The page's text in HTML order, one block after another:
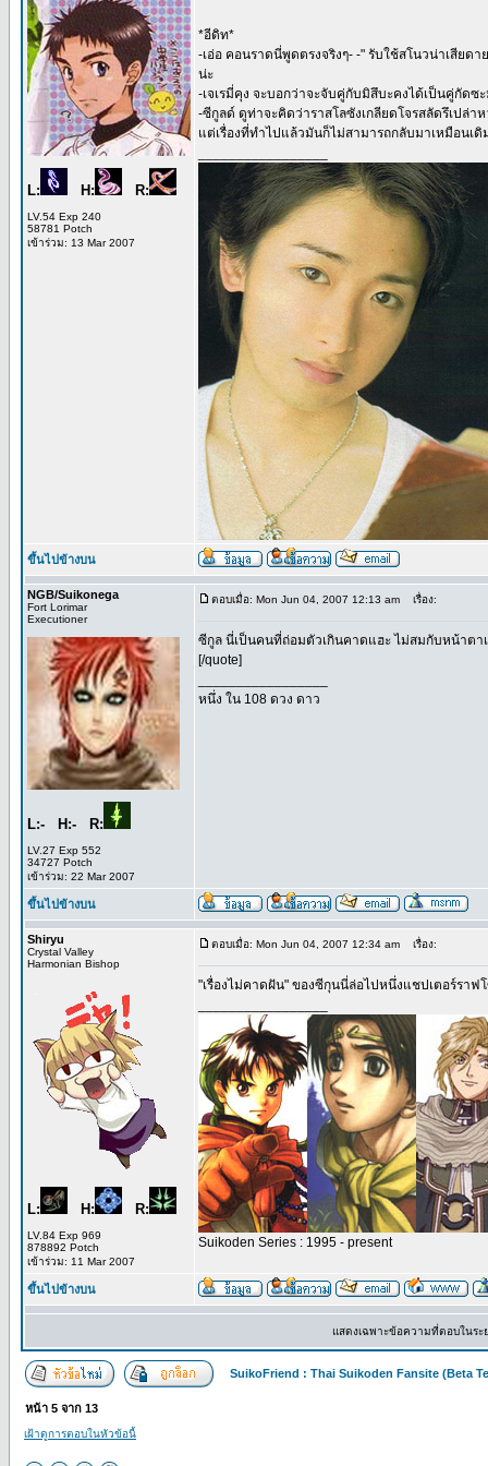
L: H: R:
LV.54 Exp 240
58781 Potch
เข้าร่วม: 13 Mar 2007
*อีดิท*
-เอ่อ คอนราดนี่พูดตรงจริงๆ- -" รับใช้สโนวน่าเสียด
น่ะ
-เจเรมี่คุง จะบอกว่าจะจับคู่กับมิสึบะคงได้เป็นคู่กัด
-ซีกูลด์ ดูท่าจะคิดว่าราสโลซังเกลียดโจรสลัดรึเปล่า
แต่เรื่องที่ทำไปแล้วมันก็ไม่สามารถกลับมาเหมือนเ
ขึ้นไปข้างบน
NGB/Suikonega
Fort Lorimar
Executioner
L:- H:- R:
LV.27 Exp 552
34727 Potch
เข้าร่วม: 22 Mar 2007
ตอบเมื่อ: Mon Jun 04, 2007 12:13 am เรื่อง:
ซีกูล นี่เป็นคนที่ถ่อมตัวเกินคาดแฮะ ไม่สมกับหน้าตาเ
[/quote]
หนึ่ง ใน 108 ดวง ดาว
ขึ้นไปข้างบน
Shiryu
Crystal Valley
Harmonian Bishop
L: H: R:
LV.84 Exp 969
878892 Potch
เข้าร่วม: 11 Mar 2007
ตอบเมื่อ: Mon Jun 04, 2007 12:34 am เรื่อง:
"เรื่องไม่คาดฝัน" ของซีกุนนี่ล่อไปหนึ่งแชปเตอร์ราฟ
Suikoden Series : 1995 - present
ขึ้นไปข้างบน
แสดงเฉพาะข้อความที่ตอบในระ
SuikoFriend : Thai Suikoden Fansite (Beta
หน้า 5 จาก 13
เฝ้าดูการตอบในหัวข้อนี้